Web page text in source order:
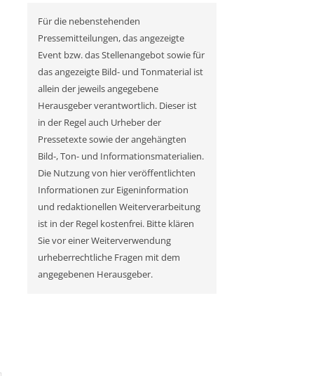
Für die nebenstehenden
Pressemitteilungen, das angezeigte
Event bzw. das Stellenangebot sowie für
das angezeigte Bild- und Tonmaterial ist
allein der jeweils angegebene
Herausgeber verantwortlich. Dieser ist
in der Regel auch Urheber der
Pressetexte sowie der angehängten
Bild-, Ton- und Informationsmaterialien.
Die Nutzung von hier veröffentlichten
Informationen zur Eigeninformation
und redaktionellen Weiterverarbeitung
ist in der Regel kostenfrei. Bitte klären
Sie vor einer Weiterverwendung
urheberrechtliche Fragen mit dem
angegebenen Herausgeber.